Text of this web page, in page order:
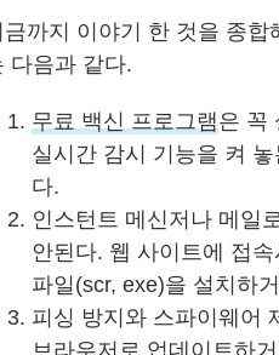
금까지 이야기 한 것을 종합
다음과 같다.
무료 백신 프로그램은 꼭
실시간 감시 기능을 켜
다.
인스턴트 메신저나 메일
안된다. 웹 사이트에 접
파일(scr, exe)을 설치하
피싱 방지와 스파이웨어
브라우저로 업데이트하